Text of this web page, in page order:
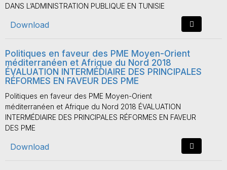
DANS L’ADMINISTRATION PUBLIQUE EN TUNISIE
Download
Politiques en faveur des PME Moyen-Orient
méditerranéen et Afrique du Nord 2018
ÉVALUATION INTERMÉDIAIRE DES PRINCIPALES
RÉFORMES EN FAVEUR DES PME
Politiques en faveur des PME Moyen-Orient
méditerranéen et Afrique du Nord 2018 ÉVALUATION
INTERMÉDIAIRE DES PRINCIPALES RÉFORMES EN FAVEUR
DES PME
Download